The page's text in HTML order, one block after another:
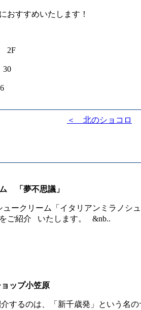
おすすめいたします！
2F
30
＜ 北のショコロ
「夢不思議」
ュークリーム「イタリアンミラノ
ご紹介 いたします。 &nb..
ップ小笠原
するのは、「新千歳発」という名